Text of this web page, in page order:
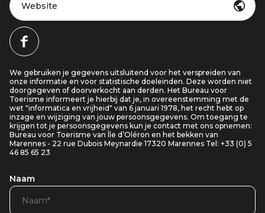
Website
We gebruiken je gegevens uitsluitend voor het verspreiden van
onze informatie en voor statistische doeleinden. Deze worden niet
doorgegeven of doorverkocht aan derden. Het Bureau voor
Toerisme informeert je hierbij dat je, in overeenstemming met de
wet "informatica en vrijheid" van 6 januari 1978, het recht hebt op
inzage en wijziging van jouw persoonsgegevens. Om toegang te
krijgen tot je persoonsgegevens kun je contact met ons opnemen:
Bureau voor Toerisme van Île d’Oléron en het bekken van
Marennes - 22 rue Dubois Meynardie 17320 Marennes Tel: +33 (0) 5
46 85 65 23
Naam